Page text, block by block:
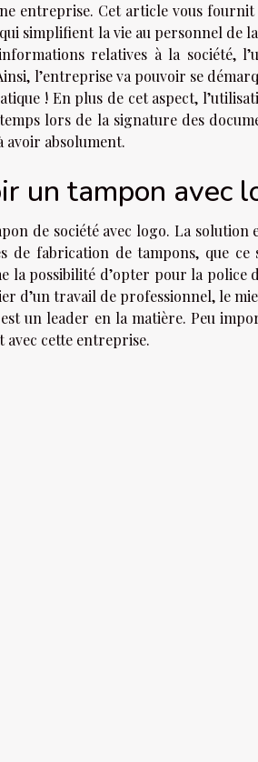
entreprise. Cet article vous fournit
simplifient la vie au personnel de
relatives à la société,
l’entreprise va pouvoir se
! En plus de cet aspect,
lors de la signature des
avoir absolument.
un tampon avec
de société avec logo. La solution
de fabrication de tampons, que
la possibilité d’opter pour la police
d’un travail de professionnel, le
un leader en la matière. Peu
avec cette entreprise.